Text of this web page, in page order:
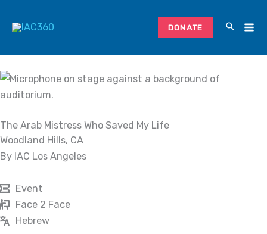
DONATE
The Arab Mistress Who Saved My Life
Woodland Hills, CA
By IAC Los Angeles
Event
Face 2 Face
Hebrew